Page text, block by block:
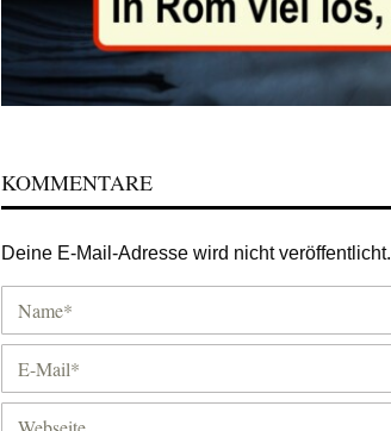
KOMMENTARE
Deine E-Mail-Adresse wird nicht veröffentlicht.